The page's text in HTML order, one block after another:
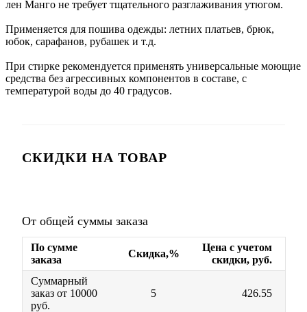
лен Манго не требует тщательного разглаживания утюгом.
Применяется для пошива одежды: летних платьев, брюк,
юбок, сарафанов, рубашек и т.д.
При стирке рекомендуется применять универсальные моющие
средства без агрессивных компонентов в составе, с
температурой воды до 40 градусов.
СКИДКИ НА ТОВАР
От общей суммы заказа
По сумме
заказа
Скидка,%
Цена с учетом
скидки, руб.
Суммарный
заказ от 10000
руб.
5 426.55